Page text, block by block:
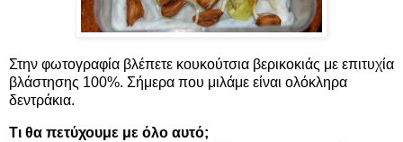
Στην φωτογραφία βλέπετε κουκούτσια βερικοκιάς με επιτυχία
βλάστησης 100%. Σήμερα που μιλάμε είναι ολόκληρα
δεντράκια.
Τι θα πετύχουμε με όλο αυτό;